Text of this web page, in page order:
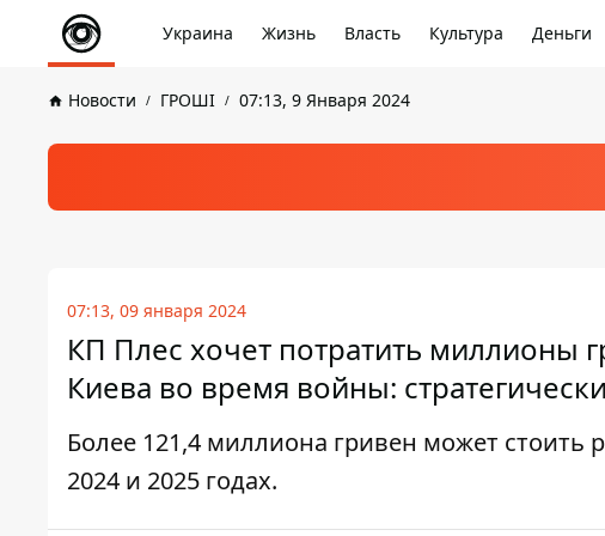
Украина Жизнь Власть Культура Деньги
Новости ГРОШІ 07:13, 9 Января 2024
07:13, 09 января 2024
КП Плес хочет потратить миллионы
Киева во время войны:
Более 121,4 миллиона гривен может стоить
2024 и 2025 годах.